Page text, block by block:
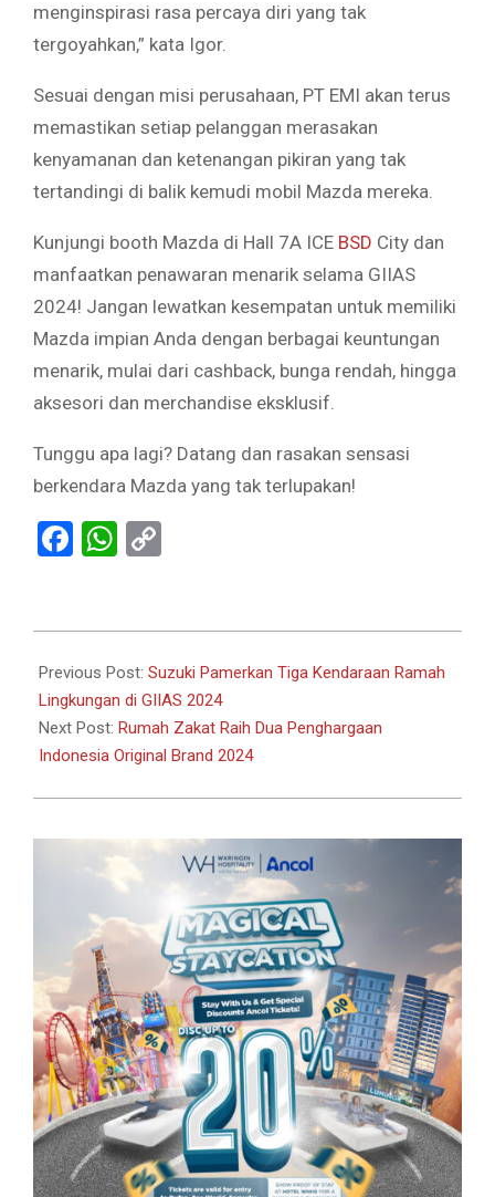
menginspirasi rasa percaya diri yang tak
tergoyahkan,” kata Igor.
Sesuai dengan misi perusahaan, PT EMI akan terus
memastikan setiap pelanggan merasakan
kenyamanan dan ketenangan pikiran yang tak
tertandingi di balik kemudi mobil Mazda mereka.
Kunjungi booth Mazda di Hall 7A ICE BSD City dan
manfaatkan penawaran menarik selama GIIAS
2024! Jangan lewatkan kesempatan untuk memiliki
Mazda impian Anda dengan berbagai keuntungan
menarik, mulai dari cashback, bunga rendah, hingga
aksesori dan merchandise eksklusif.
Tunggu apa lagi? Datang dan rasakan sensasi
berkendara Mazda yang tak terlupakan!
Facebook
WhatsApp
07-
27
Previous Post: Suzuki Pamerkan Tiga Kendaraan Ramah
Lingkungan di GIIAS 2024
Next Post: Rumah Zakat Raih Dua Penghargaan
Indonesia Original Brand 2024